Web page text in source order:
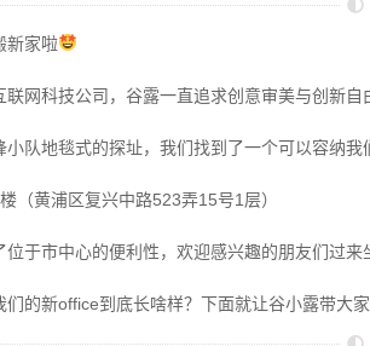
新家啦
网科技公司， 谷露一直追求创意审美与创新自
小队地毯式的探址， 我们找到了一个可以容纳
（黄浦区复兴中路523弄15号1层）
于市中心的便利性， 欢迎感兴趣的朋友们过来
的新office到底长啥样？下面就让谷小露带大家